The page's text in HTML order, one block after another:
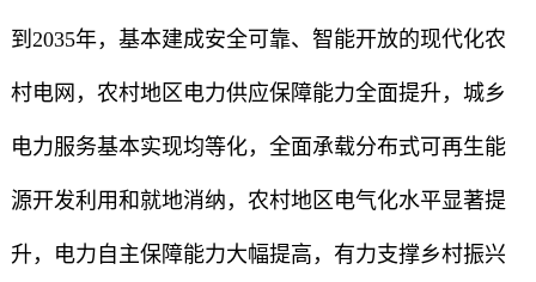
到2035年，基本建成安全可靠、智能开放的现代化农
村电网，农村地区电力供应保障能力全面提升，城乡
电力服务基本实现均等化，全面承载分布式可再生能
源开发利用和就地消纳，农村地区电气化水平显著提
升，电力自主保障能力大幅提高，有力支撑乡村振兴